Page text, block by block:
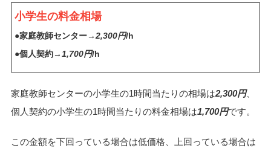
小学生の料金相場
●家庭教師センター→2,300円/h
●個人契約→1,700円/h
家庭教師センターの小学生の1時間当たりの相場は2,300円、
個人契約の小学生の1時間当たりの料金相場は1,700円です。
この金額を下回っている場合は低価格、上回っている場合は